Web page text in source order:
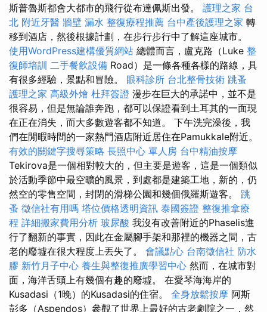
斯普魯斯都會大都市的飛行從布達佩斯出發。 護理之家 台
北 附近牙醫 牆壁 漏水 整復療程推薦 台中產後護理之家 轉
移到酒店，然後根據計劃，在步行步行中了解這座城市。
使用WordPress建構優質網站 總體而言，盧克路（Luke 整
復師培訓 二手餐飲設備 Road）是一條各種各樣的路線，具
有很多經驗，景點和冒險。 眼科診所 台北整骨技術 跳蚤
護理之家 高級外燴 杜拜簽證 漫步在巨大的承諾中，並不是
很容易，但是無論誰奔跑，都可以保證看到土耳其的一面現
在正在消失，而大多數遊客都不知道。 下午洗完澡後，我
們在閒暇時間的一家熱門酒店附近居住在Pamukkale附近。
有效的關鍵字搜尋策略 長照中心 單人房 台中精油按摩
Tekirova是一個相對較大的，但主要是遊客，這是一個類似
於活動季節中最空曠的風景，到處都是建築工地，新的，仍
然空的零售空間，封閉的滑梯公園和幾個俄羅斯遊客。 跳
蚤 徵信社有用嗎 塔位價格透明資訊 泰國簽證 整復推拿療
程 詳細搬家費用分析 玻尿酸 我沒有改善附近的Phaselis進
行了翻新的事實，因此在金屬腳手架和那裡的機器之間，古
老的廢墟在很大程度上丟失了。 會議點心 台南徵信社 防水
膠 新竹月子中心 養生與整復推廣學習中心 然而，在城市對
面，海洋舌頭上有幾個有趣的廢墟。 在愛琴海海岸的
Kusadasi（1晚）的Kusadasi的住宿。 全身放鬆按摩 阿斯
彭多（Aspendos）參觀了世界上最好的古老劇院之一，然